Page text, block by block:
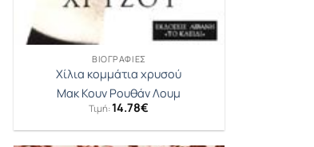
ΒΙΟΓΡΑΦΊΕΣ
Χίλια κομμάτια χρυσού
Μακ Κουν Ρουθάν Λουμ
Τιμή:14.78€